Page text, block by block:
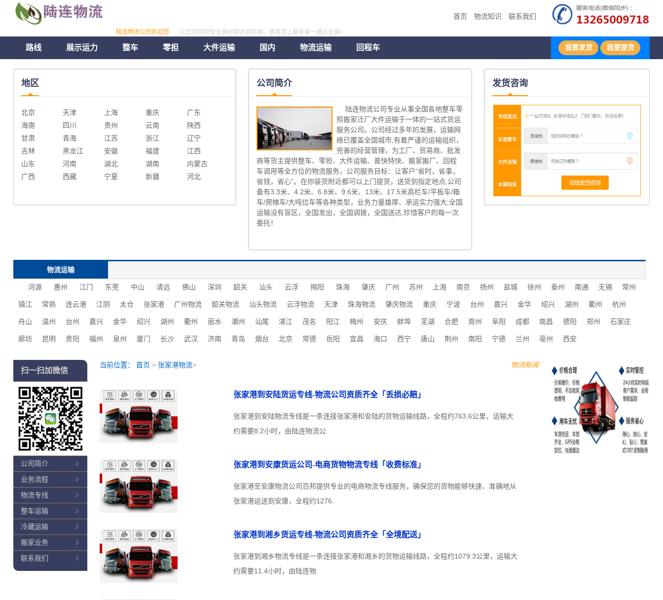
首页 物流知识 联系我们
陆连物流公司欢迎您 （让您的货物安全准时到达目的地，速度至上服务第一通达全国）
路线 展示运力 整车 零担 大件运输 国内 物流运输 回程车 我要发货 我要提货
地区
北京 天津 上海 重庆
广东
海南
四川 贵州 云南
陕西
甘肃
青海 江苏 浙江
辽宁
吉林
黑龙江 安徽 福建
江西
山东
河南 湖北 湖南
内蒙古
广西
西藏 宁夏 新疆 河北
公司简介
陆连物流公司专业从事全国各地整车零
担搬家迁厂大件运输于一体的一站式货运
服务公司。公司经过多年的发展，运输网
络已覆盖全国城市,有着严谨的运输组织，
完善的经营管理，为工厂、贸易商、批发
商等货主提供整车、零担、大件运输、普快特快、搬家搬厂、回程
车调用等全方位的物流服务，公司服务目标：让客户“省时，省事，
省钱，省心”。在你装货附近都可以上门提货，送货到指定地点,公司
备有3.3米、4.2米、6.8米、9.6米、13米、17.5米高栏车/平板车/箱
车/爬梯车/大吨位车等各种类型，业务力量雄厚、承运实力强大;全国
运输没有盲区，全国发出，全国调拨，全国送达,珍惜客户的每一次
委托！
发货咨询
物流运输
河源 惠州 江门 东莞 中山 清远 佛山 深圳 韶关 汕头 云浮 揭阳 珠海 肇庆 广州 苏州 上海 南京 扬州 盐城 徐州 泰州 南通 无锡 常州
镇江 常熟 连云港 江阴 太仓 张家港 广州物流 韶关物流 汕头物流 云浮物流 天津 珠海物流 肇庆物流 重庆 宁波 台州 嘉兴 金华 绍兴 湖州 衢州 杭州
舟山 温州 台州 嘉兴 金华 绍兴 湖州 衢州 丽水 潮州 汕尾 湛江 茂名 阳江 梅州 安庆 蚌埠 芜湖 合肥 滁州 阜阳 成都 南昌 德阳 郑州 石家庄
廊坊 昆明 贵阳 福州 泉州 厦门 长沙 ‌‌武汉 济南 青岛 烟台 北京 常德 岳阳 宜昌 海口 西宁 唐山 荆州 南阳 宁德 兰州 亳州 西安
当前位置： 首页 > 张家港物流> 物流新闻
张家港到安陆货运专线-物流公司资质齐全「丢损必赔」
张家港到安陆物流专线是一条连接张家港和安陆的货物运输线路，全程约763.6公里，运输大
约需要8.2小时，由陆连物流公
张家港到安康货运公司-电商货物物流专线「收费标准」
张家港至安康物流公司百邦提供专业的电商物流专线服务，确保您的货物能够快速、准确地从
张家港运送到安康，全程约1276.
张家港到湘乡货运专线-物流公司资质齐全「全境配送」
张家港到湘乡物流专线是一条连接张家港和湘乡的货物运输线路，全程约1079.3公里，运输大
约需要11.4小时，由陆连物
扫一扫加微信
公司简介
业务流程
物流专线
整车运输
冷藏运输
搬家业务
联系我们